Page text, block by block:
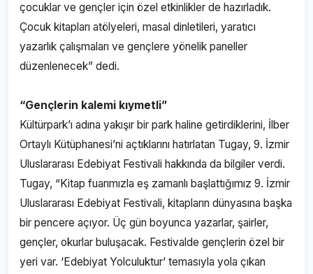
çocuklar ve gençler için özel etkinlikler de hazırladık.
Çocuk kitapları atölyeleri, masal dinletileri, yaratıcı
yazarlık çalışmaları ve gençlere yönelik paneller
düzenlenecek” dedi.
“Gençlerin kalemi kıymetli”
Kültürpark’ı adına yakışır bir park haline getirdiklerini, İlber
Ortaylı Kütüphanesi’ni açtıklarını hatırlatan Tugay, 9. İzmir
Uluslararası Edebiyat Festivali hakkında da bilgiler verdi.
Tugay, “Kitap fuarımızla eş zamanlı başlattığımız 9. İzmir
Uluslararası Edebiyat Festivali, kitapların dünyasına başka
bir pencere açıyor. Üç gün boyunca yazarlar, şairler,
gençler, okurlar buluşacak. Festivalde gençlerin özel bir
yeri var. ‘Edebiyat Yolculuktur’ temasıyla yola çıkan